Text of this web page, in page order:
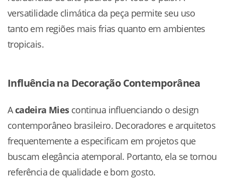
versatilidade climática da peça permite seu uso
tanto em regiões mais frias quanto em ambientes
tropicais.
Influência na Decoração Contemporânea
Acadeira Miescontinua influenciando o design
contemporâneo brasileiro. Decoradores e arquitetos
frequentemente a especificam em projetos que
buscam elegância atemporal. Portanto, ela se tornou
referência de qualidade e bom gosto.